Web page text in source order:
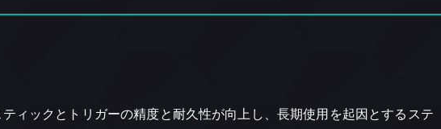
ィックとトリガーの精度と耐久性が向上し、長期使用を起因とするステ